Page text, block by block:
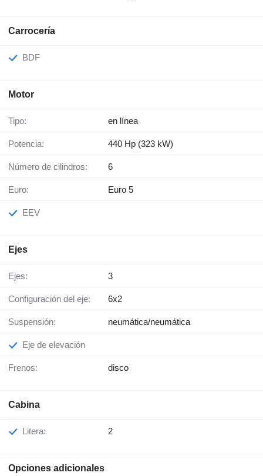
Carrocería
BDF
Motor
Tipo: en línea
Potencia: 440 Hp (323 kW)
Número de cilindros: 6
Euro: Euro 5
EEV
Ejes
Ejes: 3
Configuración del eje: 6x2
Suspensión: neumática/neumática
Eje de elevación
Frenos: disco
Cabina
Litera: 2
Opciones adicionales